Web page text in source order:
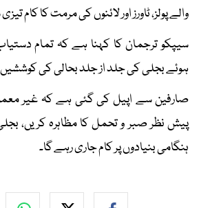
والے پولز، ٹاورز اور لائنوں کی مرمت کا کام
سیپکو ترجمان کا کہنا ہے کہ تمام
ہوئے بجلی کی جلد از جلد بحالی کی
صارفین سے اپیل کی گئی ہے کہ غیر
پیش نظر صبر و تحمل کا مظاہرہ کریں،
ہنگامی بنیادوں پر کام جاری رہے گا۔